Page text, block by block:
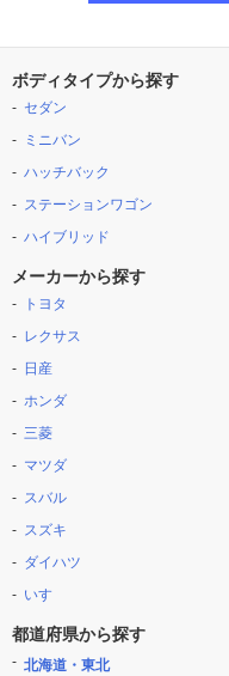
ボディタイプから探す
セダン
ミニバン
ハッチバック
ステーションワゴン
ハイブリッド
メーカーから探す
トヨタ
レクサス
日産
ホンダ
三菱
マツダ
スバル
スズキ
ダイハツ
いすゞ
都道府県から探す
北海道・東北